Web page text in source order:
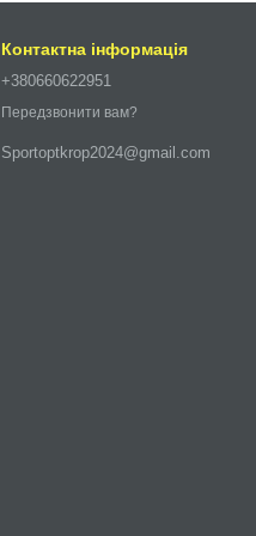
Контактна інформація
+380660622951
Передзвонити вам?
Sportoptkrop2024@gmail.com